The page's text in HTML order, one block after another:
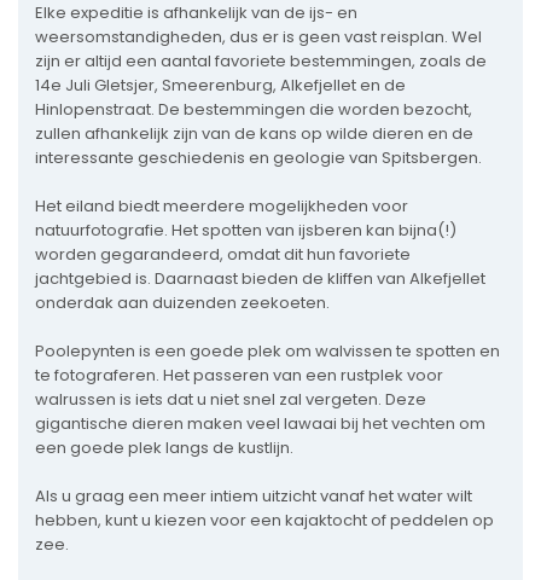
Elke expeditie is afhankelijk van de ijs- en
weersomstandigheden, dus er is geen vast reisplan. Wel
zijn er altijd een aantal favoriete bestemmingen, zoals de
14e Juli Gletsjer, Smeerenburg, Alkefjellet en de
Hinlopenstraat. De bestemmingen die worden bezocht,
zullen afhankelijk zijn van de kans op wilde dieren en de
interessante geschiedenis en geologie van Spitsbergen.
Het eiland biedt meerdere mogelijkheden voor
natuurfotografie. Het spotten van ijsberen kan bijna(!)
worden gegarandeerd, omdat dit hun favoriete
jachtgebied is. Daarnaast bieden de kliffen van Alkefjellet
onderdak aan duizenden zeekoeten.
Poolepynten is een goede plek om walvissen te spotten en
te fotograferen. Het passeren van een rustplek voor
walrussen is iets dat u niet snel zal vergeten. Deze
gigantische dieren maken veel lawaai bij het vechten om
een goede plek langs de kustlijn.
Als u graag een meer intiem uitzicht vanaf het water wilt
hebben, kunt u kiezen voor een kajaktocht of peddelen op
zee.